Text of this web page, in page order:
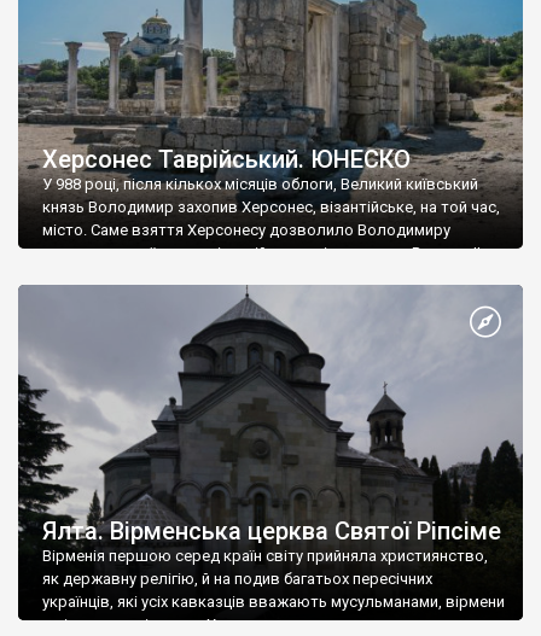
Херсонес Таврійський. ЮНЕСКО
У 988 році, після кількох місяців облоги, Великий київський
князь Володимир захопив Херсонес, візантійське, на той час,
місто. Саме взяття Херсонесу дозволило Володимиру
диктувати свої умови візантійському імператору Василю ІІ, та
Херсонесі Володимир-язичник, став Василем-християнином.
А потім було Хрещення Русі. На честь Херсонесу Таврійського
Ялта. Вірменська церква Святої Ріпсіме
Вірменія першою серед країн світу прийняла християнство,
як державну релігію, й на подив багатьох пересічних
українців, які усіх кавказців вважають мусульманами, вірмени
є відданими вірянами Христа